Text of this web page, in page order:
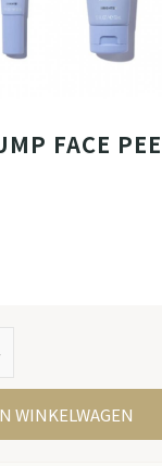
FACE
WINKELWAGEN